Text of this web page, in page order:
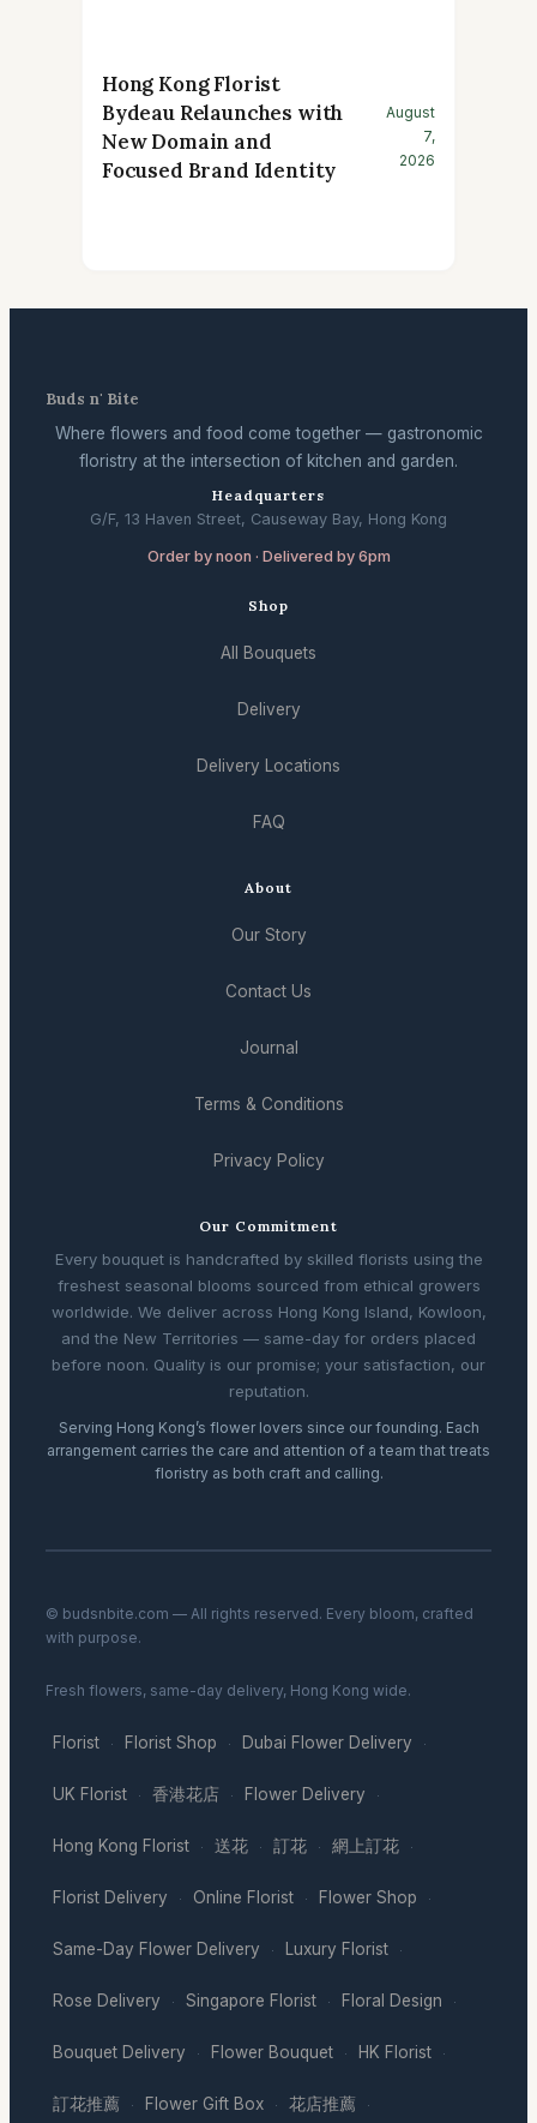
Hong Kong Florist
Bydeau Relaunches with
New Domain and
Focused Brand Identity
August
7,
2026
Buds n' Bite
Where flowers and food come together — gastronomic
floristry at the intersection of kitchen and garden.
Headquarters
G/F, 13 Haven Street, Causeway Bay, Hong Kong
Order by noon · Delivered by 6pm
Shop
All Bouquets
Delivery
Delivery Locations
FAQ
About
Our Story
Contact Us
Journal
Terms & Conditions
Privacy Policy
Our Commitment
Every bouquet is handcrafted by skilled florists using the
freshest seasonal blooms sourced from ethical growers
worldwide. We deliver across Hong Kong Island, Kowloon,
and the New Territories — same-day for orders placed
before noon. Quality is our promise; your satisfaction, our
reputation.
Serving Hong Kong’s flower lovers since our founding. Each
arrangement carries the care and attention of a team that treats
floristry as both craft and calling.
© budsnbite.com — All rights reserved. Every bloom, crafted
with purpose.
Fresh flowers, same-day delivery, Hong Kong wide.
Florist · Florist Shop · Dubai Flower Delivery ·
UK Florist · 香港花店 · Flower Delivery ·
Hong Kong Florist · 送花 · 訂花 · 網上訂花 ·
Florist Delivery · Online Florist · Flower Shop ·
Same-Day Flower Delivery · Luxury Florist ·
Rose Delivery · Singapore Florist · Floral Design ·
Bouquet Delivery · Flower Bouquet · HK Florist ·
訂花推薦 · Flower Gift Box · 花店推薦 ·